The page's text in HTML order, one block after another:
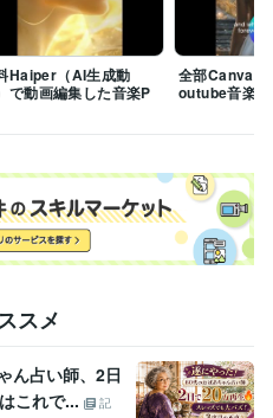
。どうぞよろしくお願いいたしま
応いたします。お気軽にご相談く
ー 経験年数 : 20年
経験年数 : 5年
験年数 : 4年
クセス / カスタマーサポート・ヘ
Haiper（AI生成動
で動画編集した音楽P
全部CanvaAI
outube音楽
スメ
ん占い師、2日
これで...
記